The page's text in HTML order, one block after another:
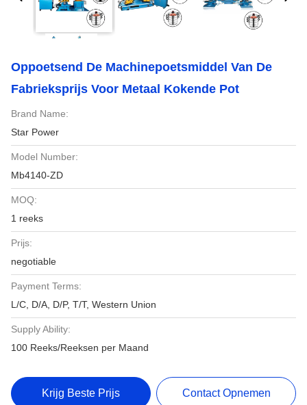
Oppoetsend De Machinepoetsmiddel Van De
Fabrieksprijs Voor Metaal Kokende Pot
Brand Name:
Star Power
Model Number:
Mb4140-ZD
MOQ:
1 reeks
Prijs:
negotiable
Payment Terms:
L/C, D/A, D/P, T/T, Western Union
Supply Ability:
100 Reeks/Reeksen per Maand
Krijg Beste Prijs Contact Opnemen